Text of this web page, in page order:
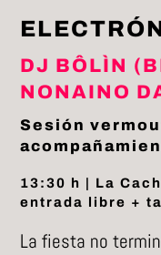
DJ BÔLÌN
NONAINO
Sesión
13:30 h | La
entrada libre +
La fiesta no